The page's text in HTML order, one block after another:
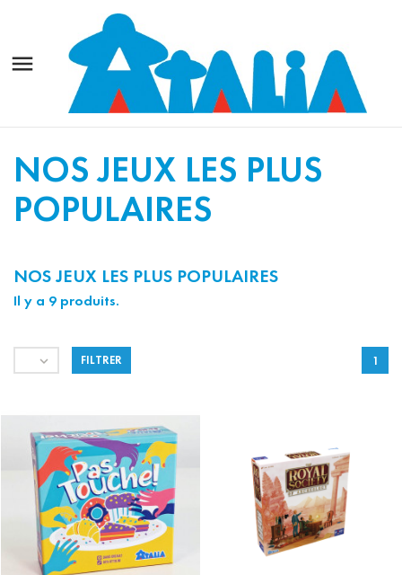

NOS JEUX LES PLUS
POPULAIRES
NOS JEUX LES PLUS POPULAIRES
Il y a 9 produits.
 FILTRER 1